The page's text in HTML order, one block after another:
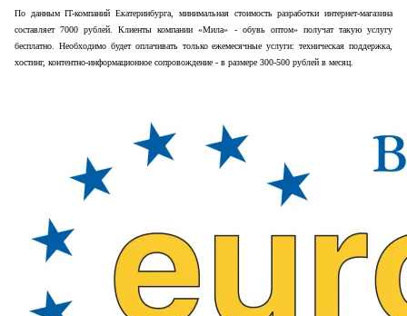
По данным IT-компаний Екатеринбурга, минимальная стоимость разработки интернет-магазина
составляет 7000 рублей. Клиенты компании «Мила» - обувь оптом» получат такую услугу
бесплатно. Необходимо будет оплачивать только ежемесячные услуги: техническая поддержка,
хостинг, контентно-информационное сопровождение - в размере 300-500 рублей в месяц.